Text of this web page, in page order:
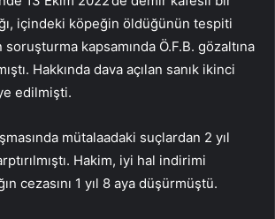
içindeki köpeğin öldüğünün tespiti
kapsamında Ö.F.B. gözaltına
Hakkında dava açılan sanık ikinci
edilmişti.
mütalaadaki suçlardan 2 yıl
Hakim, iyi hal indirimi
cezasını 1 yıl 8 aya düşürmüştü.